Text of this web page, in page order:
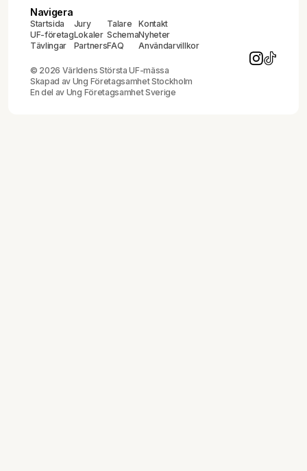
Navigera
Startsida
UF-företag
Tävlingar
Jury
Lokaler
Partners
Talare
Schema
FAQ
Kontakt
Nyheter
Användarvillkor
© 2026 Världens Största UF-mässa
Skapad av Ung Företagsamhet Stockholm
En del av Ung Företagsamhet Sverige